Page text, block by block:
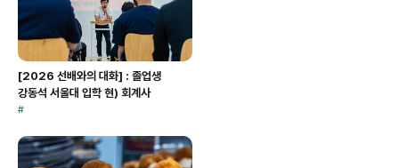
[2026 선배와의 대화] : 졸업생
강동석 서울대 입학 현) 회계사
#